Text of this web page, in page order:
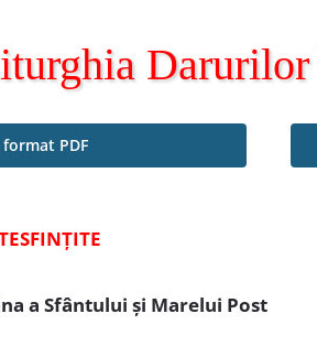
PDF
a Sfântului și Marelui Post